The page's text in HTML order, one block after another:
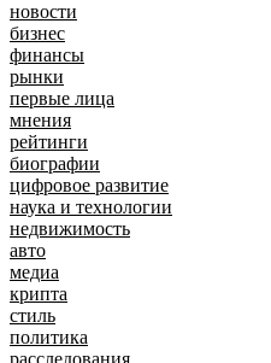
новости
бизнес
финансы
рынки
первые лица
мнения
рейтинги
биографии
цифровое развитие
наука и технологии
недвижимость
авто
медиа
крипта
стиль
политика
расследования